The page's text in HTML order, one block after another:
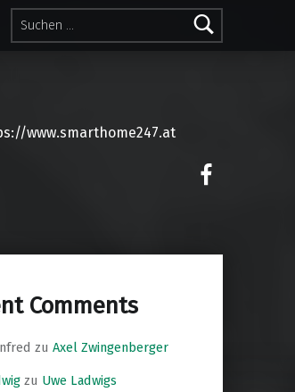
Suchen nach:
www.smarthome247.at
Comments
zu Axel Zwingenberger
zu Uwe Ladwigs